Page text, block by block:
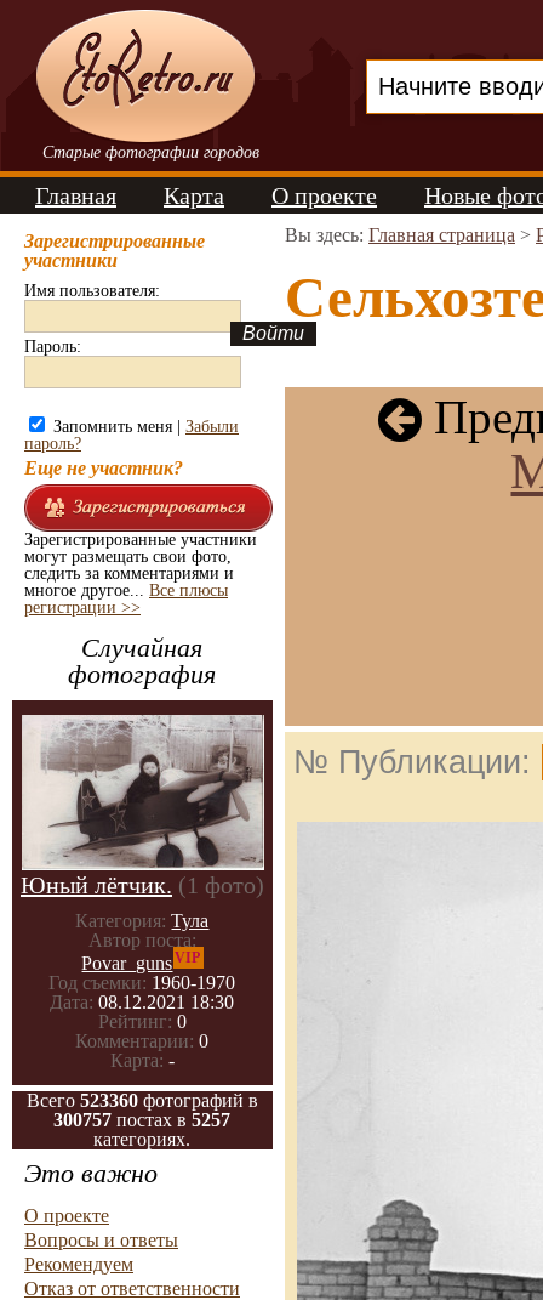
Старые фотографии городов
Главная Карта О проекте Новые
Зарегистрированные
участники
Имя пользователя:
Пароль:
Запомнить меня | Забыли
пароль?
Еще не участник?
Зарегистрированные участники
могут размещать свои фото,
следить за комментариями и
многое другое... Все плюсы
регистрации >>
Случайная
фотография
Юный лётчик. (1 фото)
Категория: Тула
Автор поста:
Povar_gunsVIP
Год съемки: 1960-1970
Дата: 08.12.2021 18:30
Рейтинг: 0
Комментарии: 0
Карта: -
Всего 523360 фотографий в
300757 постах в5257
категориях.
Это важно
О проекте
Вопросы и ответы
Рекомендуем
Отказ от ответственности
Вы здесь: Главная страница >
№ Публикации: